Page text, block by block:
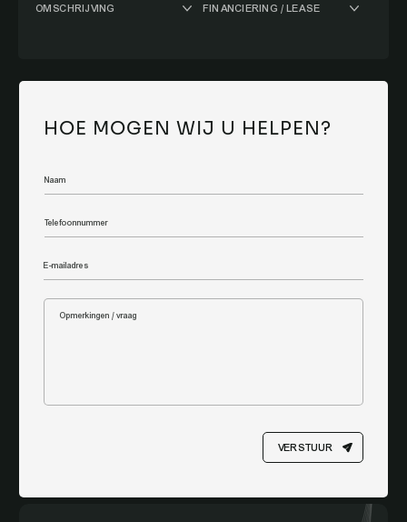
OMSCHRIJVING
FINANCIERING / LEASE
HOE MOGEN WIJ U HELPEN?
VERSTUUR